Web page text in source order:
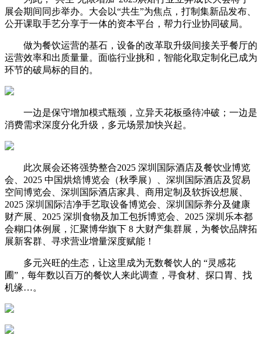
展会期间同步举办。大会以“共生”为焦点，打制集新品发布、
公开课取手艺分享于一体的资本平台，帮力行业协同破局。
做为餐饮运营的基石，设备的改革取升级间接关乎餐厅的
运营效率和出质量量。面临行业挑和，智能化取定制化已成为
环节的破局标的目的。
一边是保守增加模式瓶颈，立异天花板亟待冲破；一边是
消费需求深度分化升级，多元场景加快兴起。
此次展会还将强势整合2025 深圳国际酒店及餐饮业博览
会、2025 中国烘焙博览会（秋季展）、深圳国际酒店及贸易
空间博览会、深圳国际酒店家具、商用定制及软拆设想展、
2025 深圳国际洁净手艺取设备博览会、深圳国际养分及健康
财产展、2025 深圳食物及加工包拆博览会、2025 深圳乐本都
会糊口体例展，汇聚博华旗下 8 大财产集群展，为餐饮品牌拓
展新客群、寻求营业增量深度赋能！
多元兴旺的生态，让这里成为无数餐饮人的 “灵感花
圃”，每年数以百万的餐饮人来此调查，寻食材、探口胃、找
机缘…。